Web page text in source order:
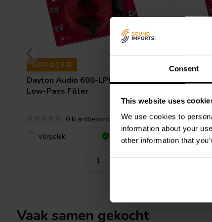
Consent
This website uses
We use cookies to
information about your
other information that
600 Hz | 8 Ω
Dayton Audio 600-LPF-8 1-weg
Low-Pass Filter
0 klantbeoordelingen
Vergelijk
1 Op voorraad
700
Vaak samen gekocht